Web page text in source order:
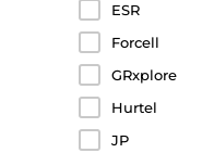
ESR
Forcell
GRxplore
Hurtel
JP